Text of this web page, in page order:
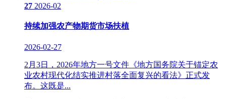
27 2026-02
持续加强农产物期货市场扶植
2026-02-27
2月3日，2026年地方一号文件《地方国务院关于锚定农
业农村现代化结实推进村落全面复兴的看法》正式发
布。这既是...